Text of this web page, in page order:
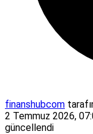
finanshubcom
2 Temmuz 2026,
güncellendi